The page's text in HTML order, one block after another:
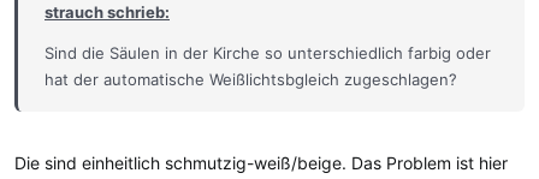
strauch schrieb:
Sind die Säulen in der Kirche so unterschiedlich farbig oder
hat der automatische Weißlichtsbgleich zugeschlagen?
Die sind einheitlich schmutzig-weiß/beige. Das Problem ist hier